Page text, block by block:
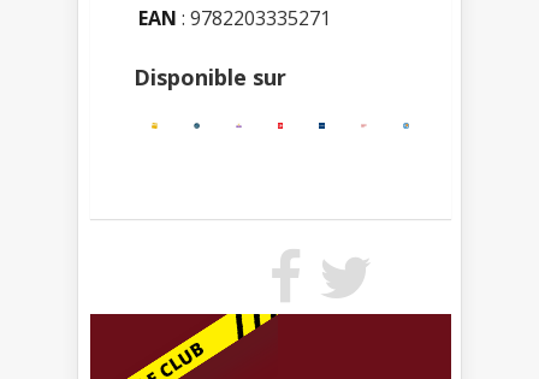
EAN : 9782203335271
Disponible sur